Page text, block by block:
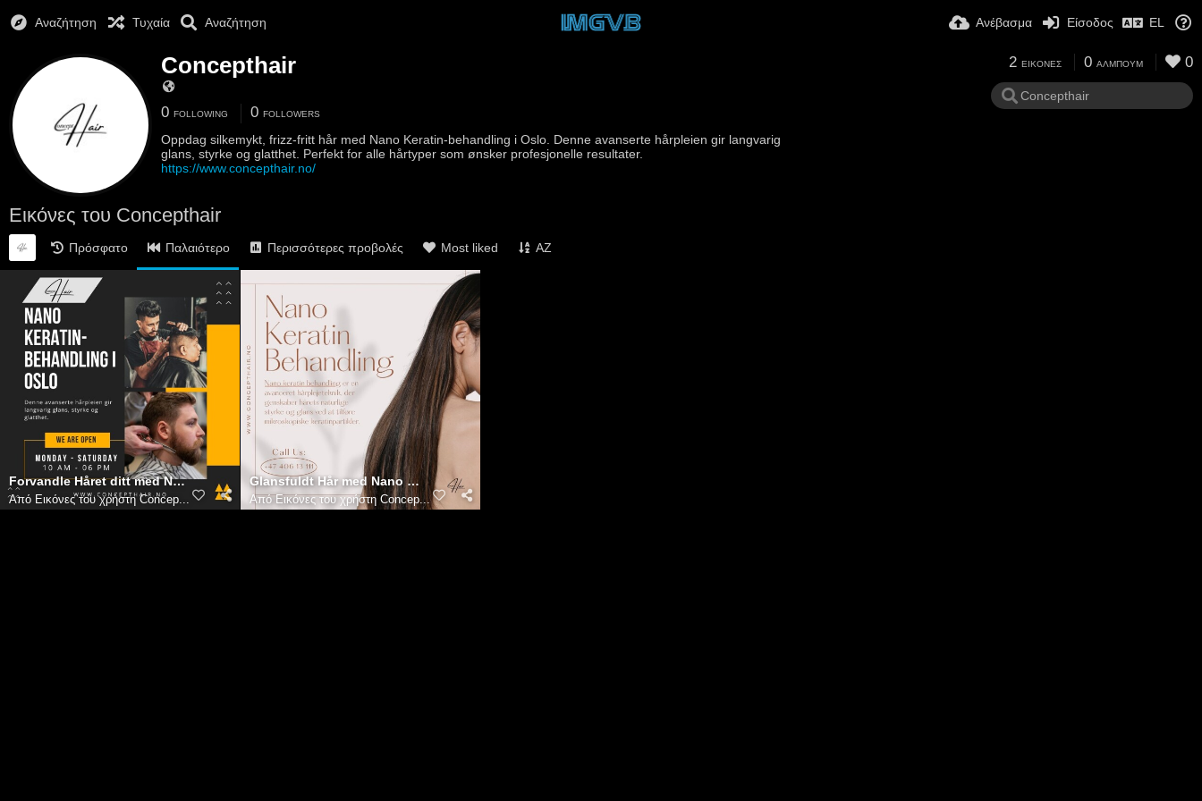
Αναζήτηση Τυχαία Αναζήτηση Ανέβασμα Είσοδος EL
Concepthair
0 FOLLOWING 0 FOLLOWERS
Oppdag silkemykt, frizz-fritt hår med Nano Keratin-behandling i Oslo. Denne avanserte hårpleien gir langvarig
glans, styrke og glatthet. Perfekt for alle hårtyper som ønsker profesjonelle resultater.
https://www.concepthair.no/
2 ΕΙΚΌΝΕΣ 0 ΆΛΜΠΟΥΜ 0
Εικόνες του Concepthair
Πρόσφατο Παλαιότερο Περισσότερες προβολές Most liked AZ
Forvandle Håret ditt med Nano Keratin-behandling i Oslo
Από Εικόνες του χρήστη Concep...
Glansfuldt Hår med Nano Keratin Behandling
ΑπόΕικόνες του χρήστη Concep...